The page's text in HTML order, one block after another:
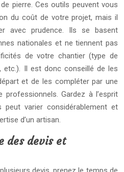
pierre. Ces outils peuvent vous
du coût de votre projet, mais il
avec prudence. Ils se basent
nationales et ne tiennent pas
de votre chantier (type de
etc.). Il est donc conseillé de les
et de les compléter par une
professionnels. Gardez à l’esprit
varier considérablement et
d’un artisan.
des devis et